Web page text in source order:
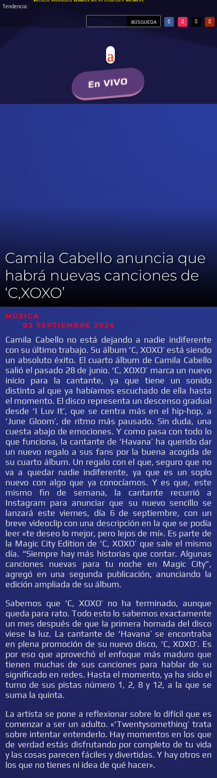
Tendencia:
Nuevo Ranking HitBol de la semana #hitbol
En VIVO
Camila Cabello anuncia que
habrá nuevas canciones de
‘C,XOXO’
MÚSICA
03 SEPTIEMBRE 2024
Camila Cabello no está dejando a nadie indiferente
con su último trabajo. Su álbum ‘C, XOXO’ está siendo
un absoluto éxito. El cuarto álbum de Camila Cabello
salió el pasado 28 de junio. ‘C, XOXO’ marca un nuevo
inicio para la cantante, ya que tiene un sonido
distinto al que ya habíamos escuchado de ella hasta
el momento. El disco representa un descenso gradual
desde ‘I Luv It’, que se centra más en el hip-hop, a
‘June Gloom’, de ritmo más pausado. Sin duda, una
cuesta abajo de emociones. Y como pasa con todo lo
que funciona, la cantante de ‘Havana’ ha querido dar
un nuevo regalo a sus fans por la buena acogida de
su cuarto álbum. Un regalo con el que, seguro que no
va a quedar nadie indiferente, ya que es un soplo
nuevo con algo que ya conocíamos. Y es que, este
mismo fin de semana, la cantante recurrió a
Instagram para anunciar que su nuevo sencillo se
lanzará este viernes, día 6 de septiembre, con un
breve videoclip con una descripción en la que se podía
leer «te deseo lo mejor, pero lejos de mí». Es parte de
la Magic City Edition de ‘C, XOXO’ que sale el mismo
día. “Siempre hay más historias que contar. Algunas
canciones nuevas para tu noche en Magic City”,
agregó en una segunda publicación, anunciando la
edición ampliada de su álbum.
Sabemos que ‘C, XOXO’ no ha terminado, aunque
queda para rato. Todo esto lo sabemos exactamente
un mes después de que la primera hornada del disco
viese la luz. La cantante de ‘Havana’ se encontraba
en plena promoción de su nuevo disco, ‘C, XOXO’. Es
por eso que aprovechó el enfoque más maduro que
tienen muchas de sus canciones para hablar de su
significado en redes. Hasta el momento, ya ha sido el
turno de sus pistas número 1, 2, 8 y 12, a la que se
suma la quinta.
La artista se pone a reflexionar sobre lo difícil que es
comenzar a ser un adulto. «‘Twentysomething’ trata
sobre intentar entenderlo. Hay momentos en los que
de verdad estás disfrutando por completo de tu vida
y las cosas parecen fáciles y divertidas. Y hay otros en
los que no tienes ni idea de qué hacer».